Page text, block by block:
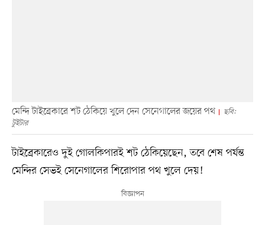
মেন্দি টাইব্রেকারে শট ঠেকিয়ে খুলে দেন সেনেগালের জয়ের পথ
ছবি:
টুইটার
টাইব্রেকারেও দুই গোলকিপারই শট ঠেকিয়েছেন, তবে শেষ পর্যন্ত
মেন্দির সেভই সেনেগালের শিরোপার পথ খুলে দেয়!